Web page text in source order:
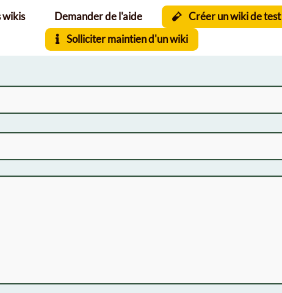
wikis Demander de l'aide
Créer un wiki de test
Solliciter maintien d'un wiki